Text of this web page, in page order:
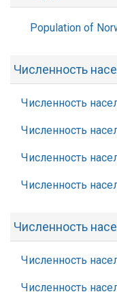
Population of
Численность
Численность
Численность
Численность
Численность
Численность
Численность
Численность